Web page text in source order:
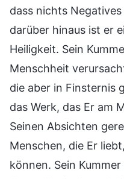
dass nichts
darüber hinaus ist er
Heiligkeit. Sein
Menschheit
die aber in Finsternis
das Werk, das Er am
Seinen Absichten
Menschen, die Er
können. Sein